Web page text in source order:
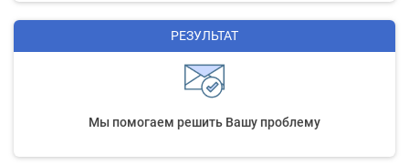
РЕЗУЛЬТАТ
Мы помогаем решить Вашу проблему